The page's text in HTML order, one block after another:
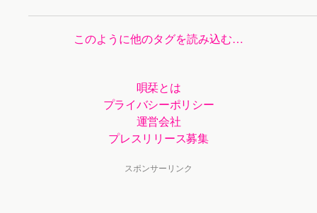
このように他のタグを読み込む…
唄栞とは
プライバシーポリシー
運営会社
プレスリリース募集
スポンサーリンク